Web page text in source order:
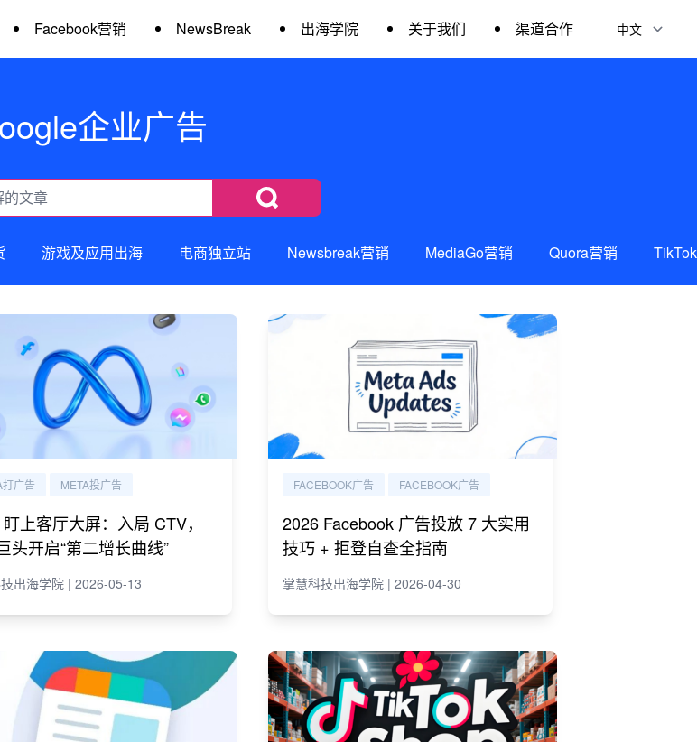
Facebook营销 NewsBreak 出海学院 关于我们 渠道合作
企业广告
游戏及应用出海 电商独立站 Newsbreak营销 MediaGo营销 Quora营销
打广告 META投广告
上客厅大屏：入局 CTV，
头开启“第二增长曲线”
出海学院 | 2026-05-13
FACEBOOK广告 FACEBOOK广告
2026 Facebook 广告投放 7 大实用
技巧 + 拒登自查全指南
掌慧科技出海学院 | 2026-04-30